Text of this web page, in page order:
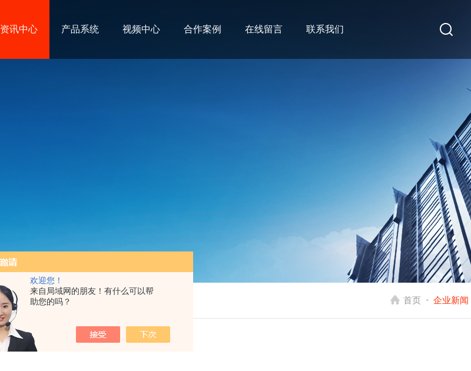
欢迎您！
来自局域网的朋友！有什么可以帮
助您的吗？
资讯中心 产品系统 视频中心 合作案例 在线留言 联系我们
章 首页 - 企业新闻